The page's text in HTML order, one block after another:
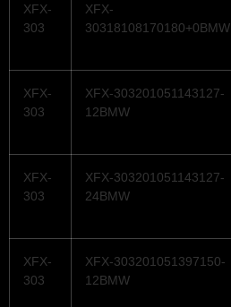
XFX-
303
XFX-
30318108170180+0BMW
XFX-
303
XFX-303201051143127-
12BMW
XFX-
303
XFX-303201051143127-
24BMW
XFX-
303
XFX-303201051397150-
12BMW